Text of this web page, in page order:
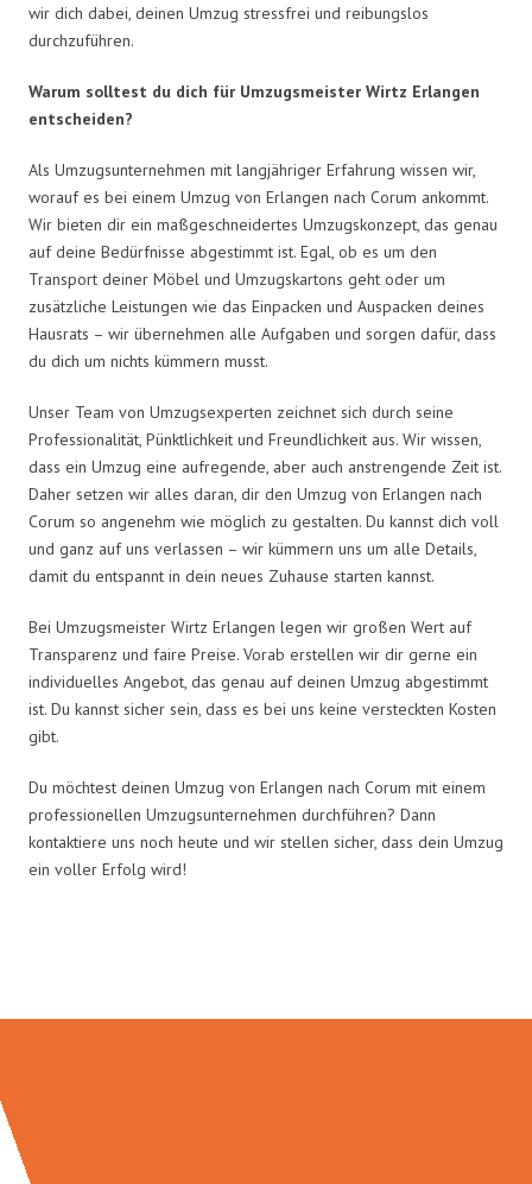
wir dich dabei, deinen Umzug stressfrei und reibungslos
durchzuführen.
Warum solltest du dich für Umzugsmeister Wirtz Erlangen
entscheiden?
Als Umzugsunternehmen mit langjähriger Erfahrung wissen wir,
worauf es bei einem Umzug von Erlangen nach Corum ankommt.
Wir bieten dir ein maßgeschneidertes Umzugskonzept, das genau
auf deine Bedürfnisse abgestimmt ist. Egal, ob es um den
Transport deiner Möbel und Umzugskartons geht oder um
zusätzliche Leistungen wie das Einpacken und Auspacken deines
Hausrats – wir übernehmen alle Aufgaben und sorgen dafür, dass
du dich um nichts kümmern musst.
Unser Team von Umzugsexperten zeichnet sich durch seine
Professionalität, Pünktlichkeit und Freundlichkeit aus. Wir wissen,
dass ein Umzug eine aufregende, aber auch anstrengende Zeit ist.
Daher setzen wir alles daran, dir den Umzug von Erlangen nach
Corum so angenehm wie möglich zu gestalten. Du kannst dich voll
und ganz auf uns verlassen – wir kümmern uns um alle Details,
damit du entspannt in dein neues Zuhause starten kannst.
Bei Umzugsmeister Wirtz Erlangen legen wir großen Wert auf
Transparenz und faire Preise. Vorab erstellen wir dir gerne ein
individuelles Angebot, das genau auf deinen Umzug abgestimmt
ist. Du kannst sicher sein, dass es bei uns keine versteckten Kosten
gibt.
Du möchtest deinen Umzug von Erlangen nach Corum mit einem
professionellen Umzugsunternehmen durchführen? Dann
kontaktiere uns noch heute und wir stellen sicher, dass dein Umzug
ein voller Erfolg wird!